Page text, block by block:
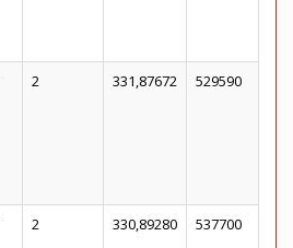
2 331,87672 529590
2 330,89280 537700